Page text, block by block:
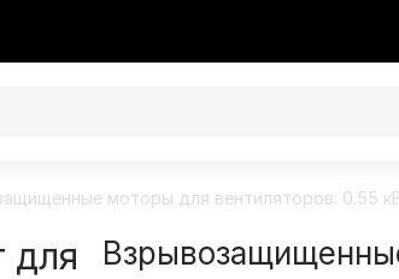
моторы для вентиляторов: 0.55
для